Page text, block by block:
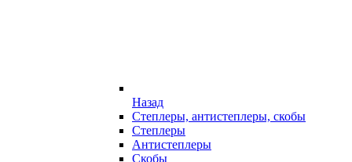
Назад
Степлеры, антистеплеры, скобы
Степлеры
Антистеплеры
Скобы